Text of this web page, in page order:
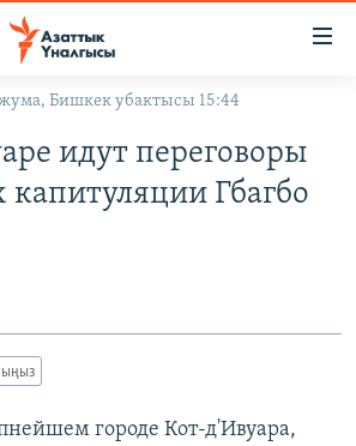
Бишкек убактысы 15:44
идут переговоры
капитуляции Гбагбо
городе Кот-д'Ивуара,